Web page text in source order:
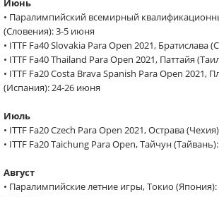
Июнь
• Паралимпийский всемирный
(Словения): 3-5 июня
• ITTF Fa40 Slovakia Para Open 2021, Братислава
• ITTF Fa40 Thailand Para Open 2021, Паттайя
• ITTF Fa20 Costa Brava Spanish Para Open 2021,
(Испания): 24-26 июня
Июль
• ITTF Fa20 Czech Para Open 2021, Острава
• ITTF Fa20 Taichung Para Open, Тайчун
Август
• Паралимпийские летние игры, Токио (Япония):